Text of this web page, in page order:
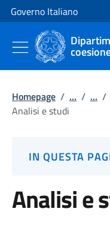
Vai al contenuto
Vai alla navigazione del sito
Governo Italiano
Homepage / ... / ... /
Analisi e studi
IN QUESTA
Analisi e